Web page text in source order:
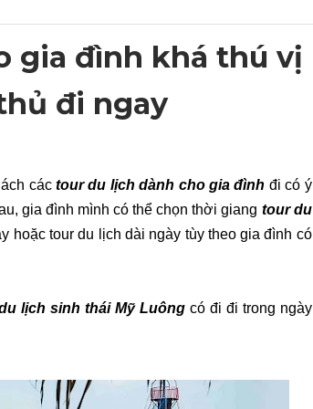
gia đình khá thú vị
đi ngay
cáctour du lịch dành cho gia đình đi có ý
gia đình mình có thể chọn thời giang tour du
hoặc tour du lịch dài ngày tùy theo gia đình có
lịch sinh thái Mỹ Luôngcó đi đi trong ngày